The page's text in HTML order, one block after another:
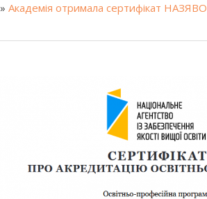
» Академія отримала сертифікат НАЗЯВО